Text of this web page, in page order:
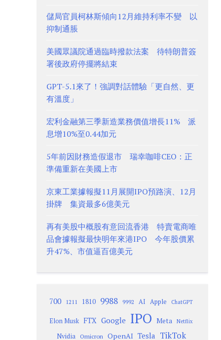
儲局官員柯林斯傾向12月維持利率不變 以
抑制通脹
美國眾議院通過臨時撥款法案 待特朗普簽
署後政府停擺將結束
GPT-5.1來了！強調對話體驗「更自然、更
有溫度」
宏利金融第三季新造業務價值增長11% 派
息增10%至0.44加元
5年前因財務造假退市 瑞幸咖啡CEO：正
準備重新在美國上市
京東工業據報擬11月展開IPO預路演、12月
掛牌 集資最多6億美元
再有美股中概股有意回流香港 特賣電商唯
品會據報擬最快明年來港IPO 今年股價累
升47%、市值逼百億美元
700 1211 1810 9988 9992 AI Apple ChatGPT
Elon Musk FTX Google IPO Meta Netflix
Nvidia Omicron OpenAI Tesla TikTok